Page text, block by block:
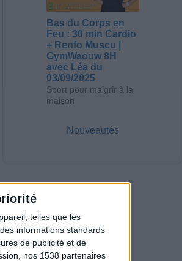
telles que les
informations standards
de publicité et de
nos 1538 partenaires
Bas du Corps en
Feu : 30 min Cardio
+ Renfo Muscu |
GymWaouw 8H
avec Léa du
03/09/2025
Sport pour maigrir à la
maison
Nouveautés